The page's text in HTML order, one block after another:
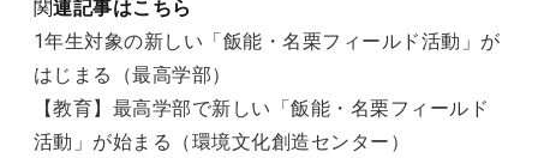
関連記事はこちら
1年生対象の新しい「飯能・名栗フィールド活動」が
はじまる（最高学部）
【教育】最高学部で新しい「飯能・名栗フィールド
活動」が始まる（環境文化創造センター）